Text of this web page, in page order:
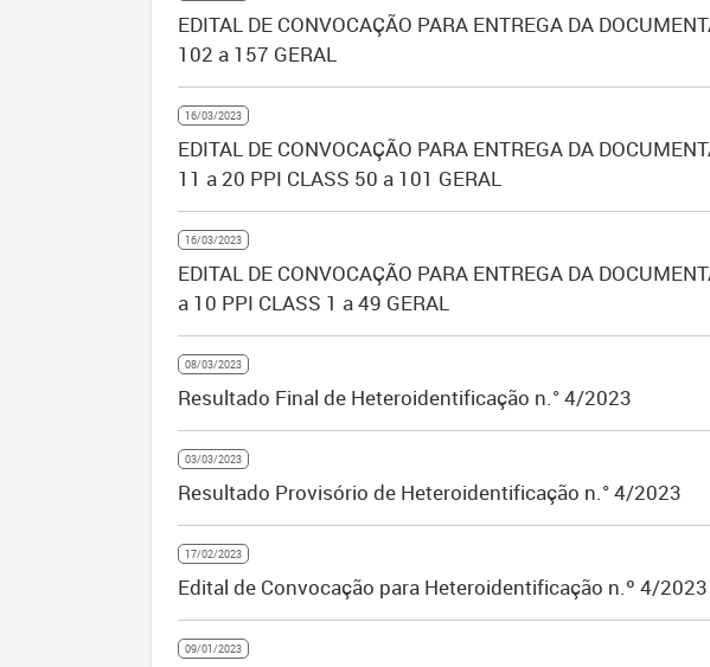
EDITAL DE CONVOCAÇÃO PARA ENTREGA DA
102 a 157 GERAL
16/03/2023
EDITAL DE CONVOCAÇÃO PARA ENTREGA DA
11 a 20 PPI CLASS 50 a 101 GERAL
16/03/2023
EDITAL DE CONVOCAÇÃO PARA ENTREGA DA
a 10 PPI CLASS 1 a 49 GERAL
08/03/2023
Resultado Final de Heteroidentificação n.° 4/2023
03/03/2023
Resultado Provisório de Heteroidentificação n.° 4/2023
17/02/2023
Edital de Convocação para Heteroidentificação n.º 4/2023
09/01/2023